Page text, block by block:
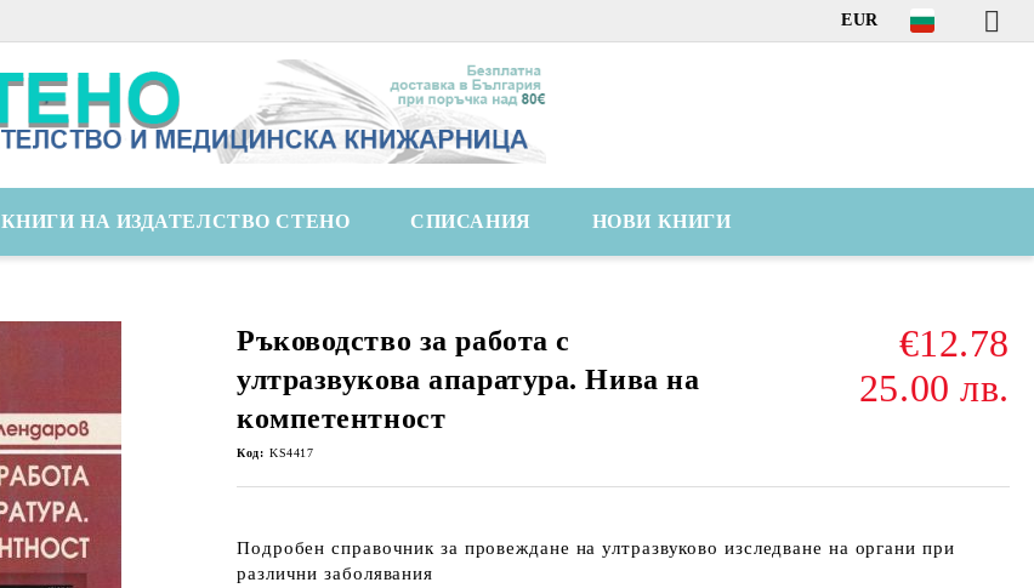
EUR
КНИГИ НА ИЗДАТЕЛСТВО СТЕНО СПИСАНИЯ НОВИ КНИГИ
Ръководство за работа с
ултразвукова апаратура. Нива на
компетентност
€12.78
25.00 лв.
Код: KS4417
Подробен справочник за провеждане на ултразвуково изследване на органи при
различни заболявания